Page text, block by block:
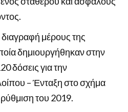
μέρους της
δημιουργήθηκαν στην
δόσεις για την
– Ένταξη στο σχήμα
του 2019.